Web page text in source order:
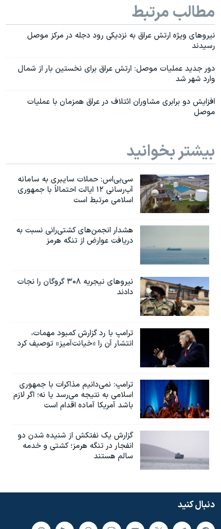
مطالب مرتبط
نیروهای ویژه ارتش عراق به نزدیکی رود دجله در مرکز موصل
رسیدند
دور جدید عملیات موصل: ارتش عراق برای نخستین بار از شمال
وارد شهر شد
افزایش دو برابری مشاوران ائتلاف در عراق همزمان با عملیات
موصل
بیشتر بخوانید
سی‌بی‌اس: حملات سایبری به سامانه
آب‌رسانی ۱۲ ایالت احتمالاً با جمهوری
اسلامی مرتبط است
هشدار انجمن‌های کشتی‌رانی نسبت به
دریافت عوارض از تنگه هرمز
نیروهای نیجریه‌ ۳۰۸ گروگان را نجات
دادند
ترامپ با رد گزارش کمبود مهمات،
انتشار آن را «خیانت‌آمیز» توصیف کرد
ترامپ: نمی‌دانیم مذاکرات با جمهوری
اسلامی به نتیجه می‌رسد یا نه؛ اگر لازم
باشد آمریکا آماده اقدام است
گزارش یک نفتکش از شنیده شدن دو
انفجار در تنگه هرمز؛ کشتی و خدمه
سالم هستند
دنبال کنید